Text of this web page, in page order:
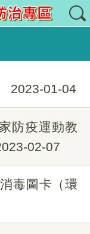
2023-01-04
防疫運動教
02-07
毒圖卡（環